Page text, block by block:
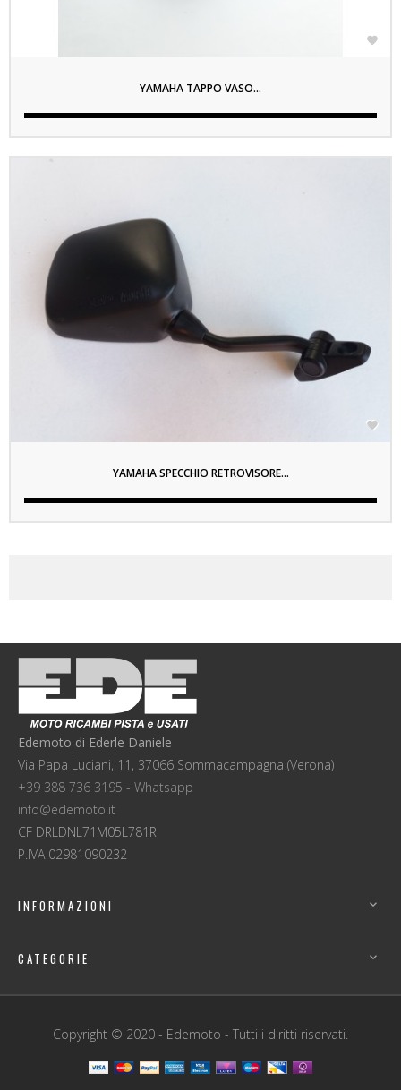

YAMAHA TAPPO VASO...

YAMAHA SPECCHIO RETROVISORE...
Edemoto di Ederle Daniele
Via Papa Luciani, 11, 37066 Sommacampagna (Verona)
+39 388 736 3195 - Whatsapp
info@edemoto.it
CF DRLDNL71M05L781R
P.IVA 02981090232
INFORMAZIONI 
CATEGORIE 
Copyright © 2020 - Edemoto - Tutti i diritti riservati.